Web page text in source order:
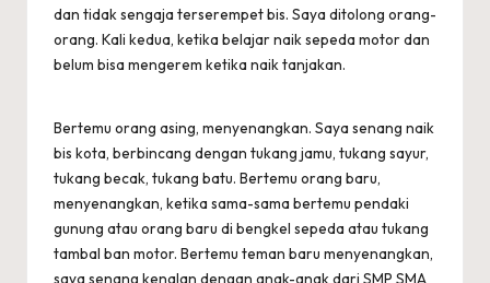
dan tidak sengaja terserempet bis. Saya ditolong orang-
orang. Kali kedua, ketika belajar naik sepeda motor dan
belum bisa mengerem ketika naik tanjakan.
Bertemu orang asing, menyenangkan. Saya senang naik
bis kota, berbincang dengan tukang jamu, tukang sayur,
tukang becak, tukang batu. Bertemu orang baru,
menyenangkan, ketika sama-sama bertemu pendaki
gunung atau orang baru di bengkel sepeda atau tukang
tambal ban motor. Bertemu teman baru menyenangkan,
saya senang kenalan dengan anak-anak dari SMP SMA